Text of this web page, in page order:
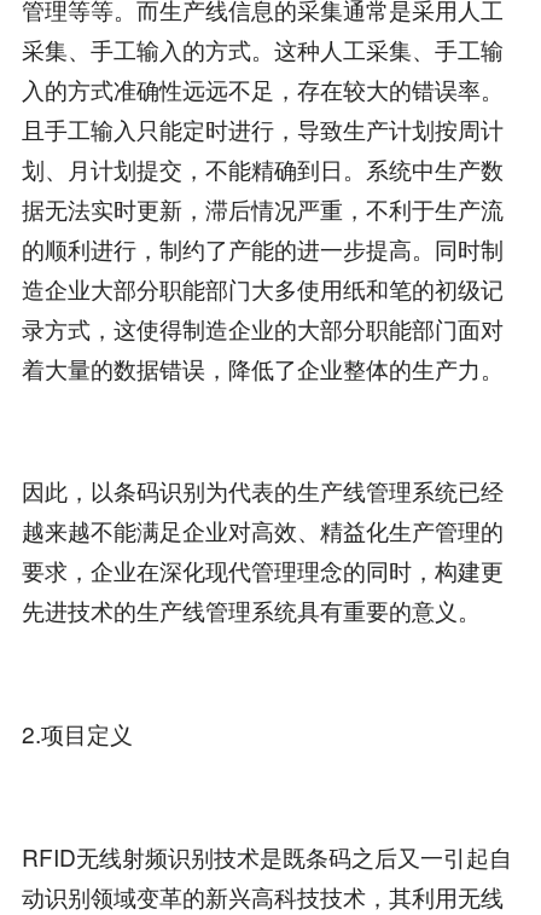
管理等等。而生产线信息的采集通常是采用人工
采集、手工输入的方式。这种人工采集、手工输
入的方式准确性远远不足，存在较大的错误率。
且手工输入只能定时进行，导致生产计划按周计
划、月计划提交，不能精确到日。系统中生产数
据无法实时更新，滞后情况严重，不利于生产流
的顺利进行，制约了产能的进一步提高。同时制
造企业大部分职能部门大多使用纸和笔的初级记
录方式，这使得制造企业的大部分职能部门面对
着大量的数据错误，降低了企业整体的生产力。
因此，以条码识别为代表的生产线管理系统已经
越来越不能满足企业对高效、精益化生产管理的
要求，企业在深化现代管理理念的同时，构建更
先进技术的生产线管理系统具有重要的意义。
2.项目定义
RFID无线射频识别技术是既条码之后又一引起自
动识别领域变革的新兴高科技技术，其利用无线